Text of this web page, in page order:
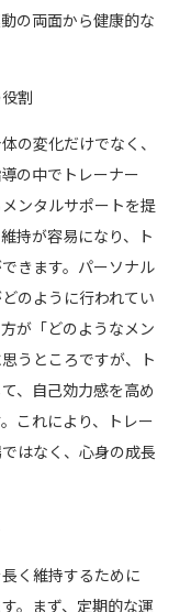
の両面から健康的な
割
の変化だけでなく、
の中でトレーナー
ンタルサポートを提
持が容易になり、ト
きます。パーソナル
のように行われてい
が「どのようなメン
うところですが、ト
、自己効力感を高め
これにより、トレー
はなく、心身の成長
く維持するために
。まず、定期的な運